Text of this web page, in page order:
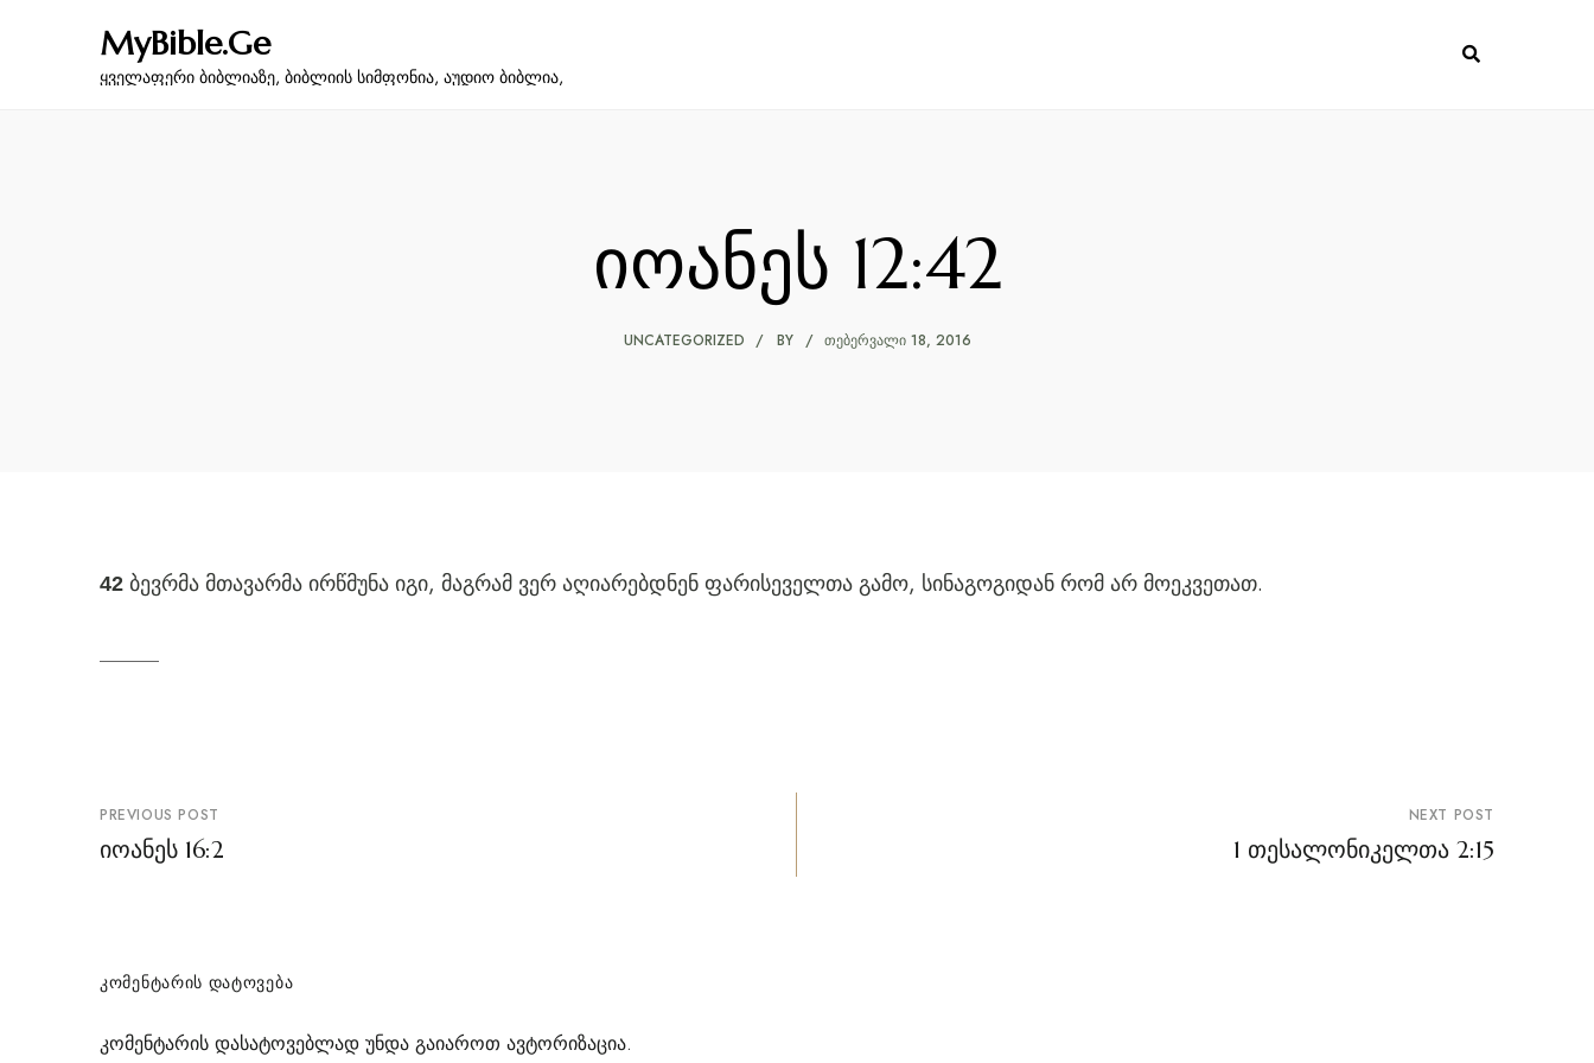
MyBible.Ge
ყველაფერი ბიბლიაზე, ბიბლიის სიმფონია, აუდიო ბიბლია,
იოანეს 12:42
UNCATEGORIZED BY ᲗᲔᲑᲔᲠᲕᲐᲚᲘ 18, 2016
42 ბევრმა მთავარმა ირწმუნა იგი, მაგრამ ვერ აღიარებდნენ ფარისეველთა გამო, სინაგოგიდან რომ არ მოეკვეთათ.
პოსტის
ნავიგაცია
PREVIOUS POST
იოანეს 16:2
NEXT POST
1 თესალონიკელთა 2:15
ᲙᲝᲛᲔᲜᲢᲐᲠᲘᲡ ᲓᲐᲢᲝᲕᲔᲑᲐ
კომენტარის დასატოვებლად უნდა გაიაროთ ავტორიზაცია.